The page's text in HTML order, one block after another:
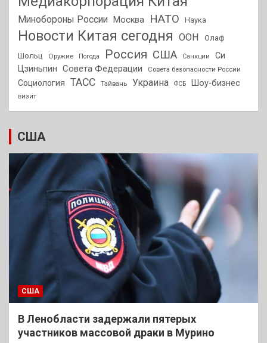
Минобороны России Москва НАТО Наука
Новости Китая сегодня ООН
Олаф
Шольц
Оружие Погода Россия США Санкции
Си
Цзиньпин Совета Федерации Совета безопасности России
Социология ТАСС Тайвань Украина ФСБ Шоу-бизнес
визит
США
США
В Ленобласти задержали пятерых
участников массовой драки в Мурино